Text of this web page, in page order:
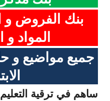
بنك الفروض و
المواد
جميع مواضيع و
ساهم في ترقية